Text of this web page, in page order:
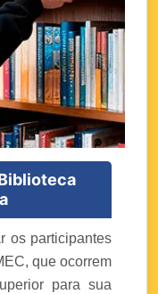
os participantes
que ocorrem
para sua